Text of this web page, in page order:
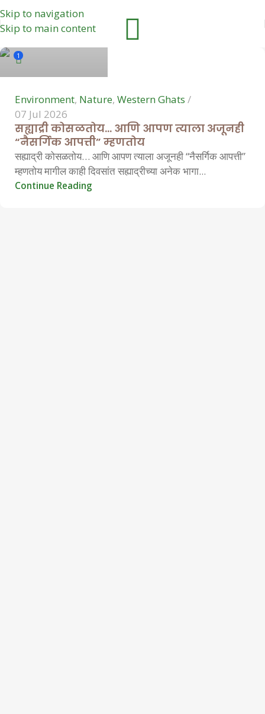
Skip to navigation
Skip to main content
Hemant Vavale
1
Environment, Nature, Western Ghats
07 Jul 2026
सह्याद्री कोसळतोय… आणि आपण त्याला अजूनही
“नैसर्गिक आपत्ती” म्हणतोय
सह्याद्री कोसळतोय… आणि आपण त्याला अजूनही “नैसर्गिक आपत्ती”
म्हणतोय मागील काही दिवसांत सह्याद्रीच्या अनेक भागा...
Continue Reading